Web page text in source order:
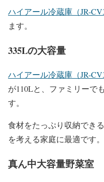
ハイアール冷蔵庫（JR-
ます。
335Lの大容量
ハイアール冷蔵庫（JR-
が110Lと、ファミリーで
す。
食材をたっぷり収納でき
を考える家庭に最適です。
真ん中大容量野菜室